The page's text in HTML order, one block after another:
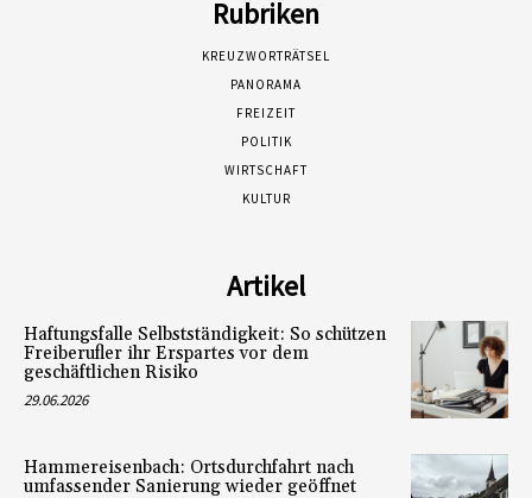
Rubriken
KREUZWORTRÄTSEL
PANORAMA
FREIZEIT
POLITIK
WIRTSCHAFT
KULTUR
Artikel
Haftungsfalle Selbstständigkeit: So schützen
Freiberufler ihr Erspartes vor dem
geschäftlichen Risiko
29.06.2026
Hammereisenbach: Ortsdurchfahrt nach
umfassender Sanierung wieder geöffnet